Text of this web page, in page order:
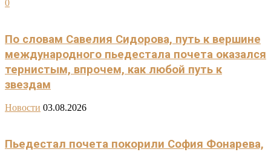
0
По словам Савелия Сидорова, путь к вершине
международного пьедестала почета оказался
тернистым, впрочем, как любой путь к
звездам
Новости 03.08.2026
Пьедестал почета покорили София Фонарева,